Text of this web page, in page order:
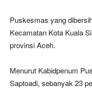
Puskesmas yang
Kecamatan Kota Kuala
provinsi Aceh.
Menurut Kabidpenum
Saptoadi, sebanyak 23